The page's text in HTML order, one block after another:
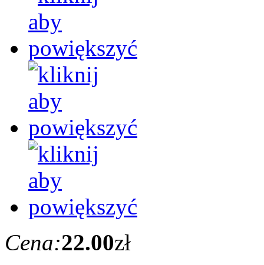
Cena:22.00zł